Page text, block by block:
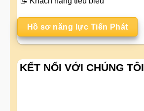
Hồ sơ năng lực Tiến Phát
KẾT NỐI VỚI CHÚNG TÔI